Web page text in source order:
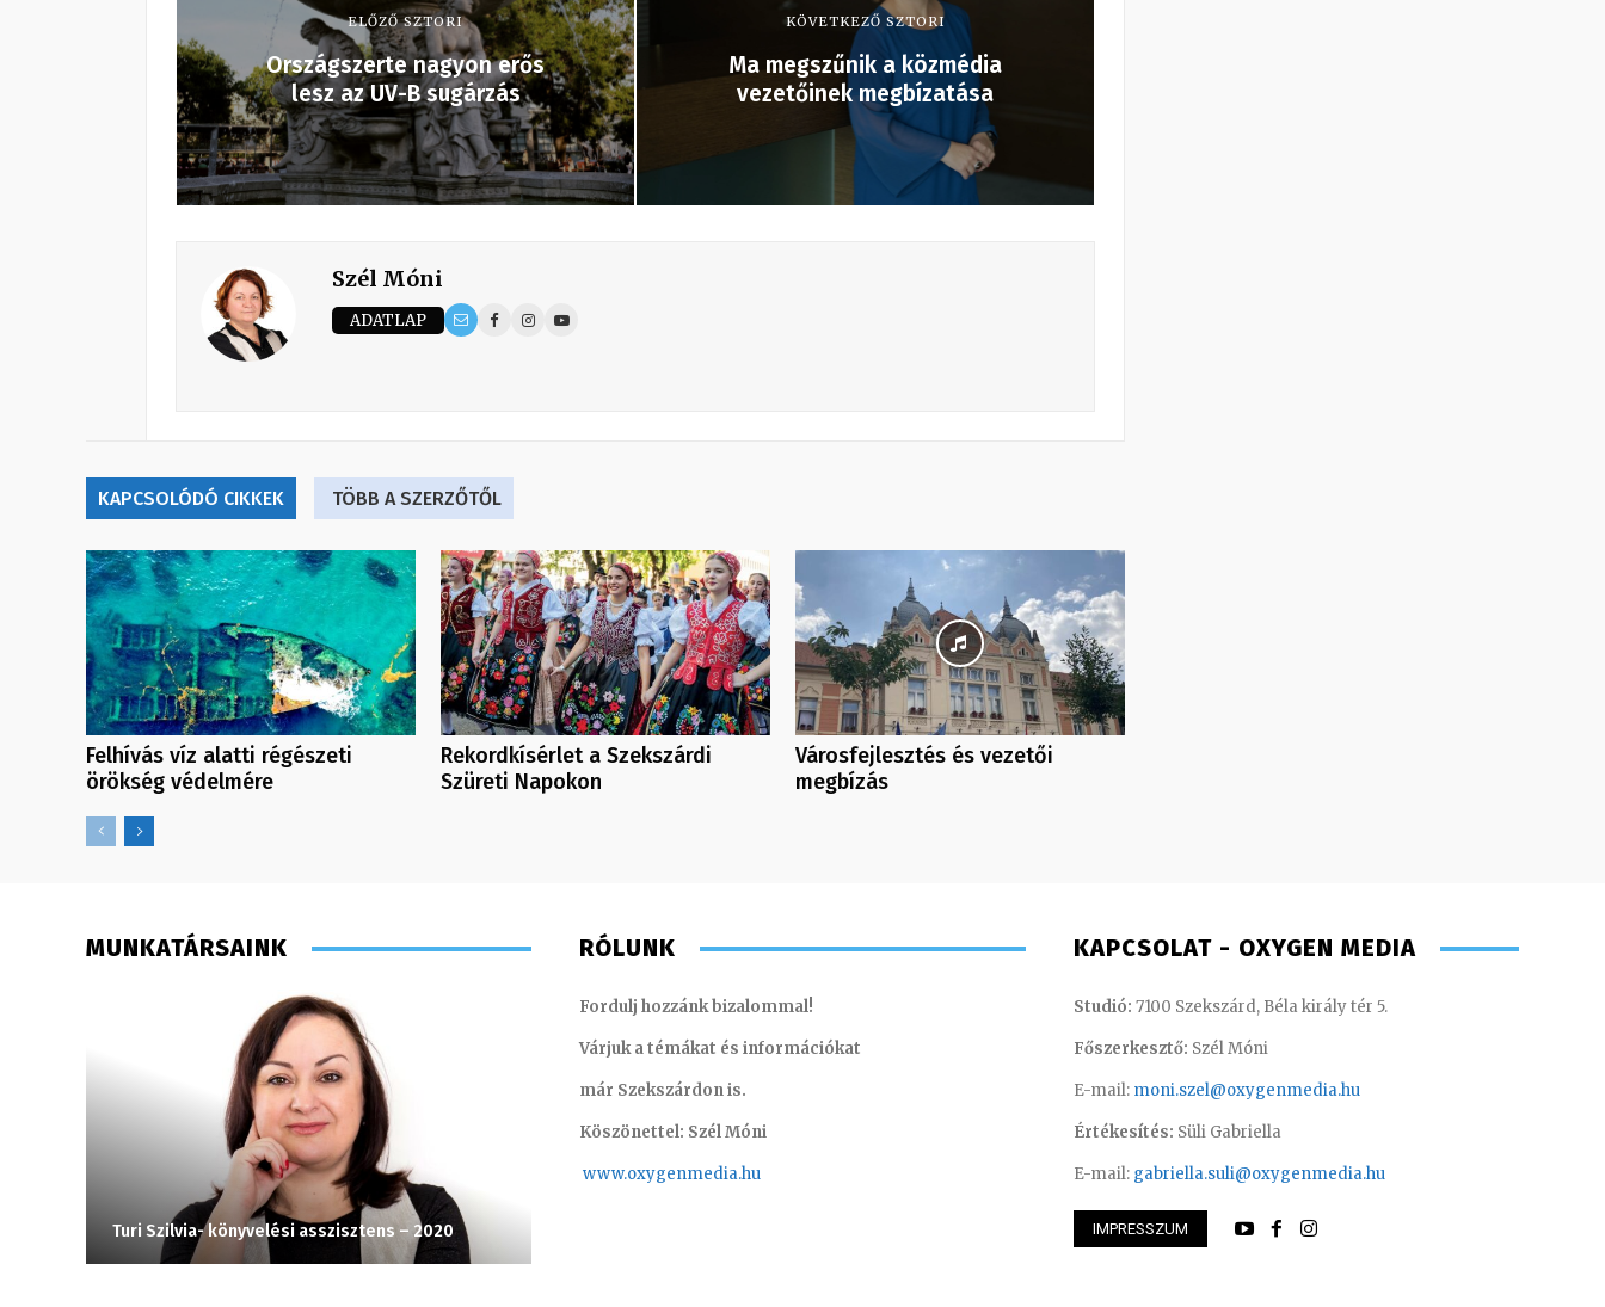
ELŐZŐ SZTORI
Országszerte nagyon erős
lesz az UV-B sugárzás
KÖVETKEZŐ SZTORI
Ma megszűnik a közmédia
vezetőinek megbízatása
Szél Móni
ADATLAP
KAPCSOLÓDÓ CIKKEK TÖBB A SZERZŐTŐL
Felhívás víz alatti régészeti
örökség védelmére
Rekordkísérlet a Szekszárdi
Szüreti Napokon
Városfejlesztés és vezetői
megbízás
MUNKATÁRSAINK
Turi Szilvia- könyvelési asszisztens – 2020 Varga László – operatőr-vágó – 2020
RÓLUNK
Fordulj hozzánk bizalommal!
Várjuk a témákat és információkat
már Szekszárdon is.
Köszönettel: Szél Móni
www.oxygenmedia.hu
KAPCSOLAT - OXYGEN MEDIA
Studió: 7100 Szekszárd, Béla király tér 5.
Főszerkesztő: Szél Móni
E-mail: moni.szel@oxygenmedia.hu
Értékesítés: Süli Gabriella
E-mail: gabriella.suli@oxygenmedia.hu
IMPRESSZUM